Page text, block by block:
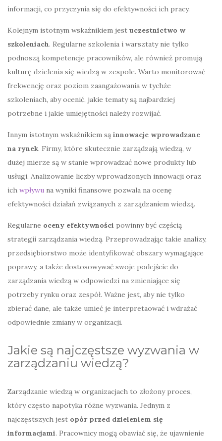
informacji, co przyczynia się do efektywności ich pracy.
Kolejnym istotnym wskaźnikiem jest uczestnictwo w
szkoleniach. Regularne szkolenia i warsztaty nie tylko
podnoszą kompetencje pracowników, ale również promują
kulturę dzielenia się wiedzą w zespole. Warto monitorować
frekwencję oraz poziom zaangażowania w tychże
szkoleniach, aby ocenić, jakie tematy są najbardziej
potrzebne i jakie umiejętności należy rozwijać.
Innym istotnym wskaźnikiem są innowacje wprowadzane
na rynek. Firmy, które skutecznie zarządzają wiedzą, w
dużej mierze są w stanie wprowadzać nowe produkty lub
usługi. Analizowanie liczby wprowadzonych innowacji oraz
ich wpływu na wyniki finansowe pozwala na ocenę
efektywności działań związanych z zarządzaniem wiedzą.
Regularne oceny efektywności powinny być częścią
strategii zarządzania wiedzą. Przeprowadzając takie analizy,
przedsiębiorstwo może identyfikować obszary wymagające
poprawy, a także dostosowywać swoje podejście do
zarządzania wiedzą w odpowiedzi na zmieniające się
potrzeby rynku oraz zespół. Ważne jest, aby nie tylko
zbierać dane, ale także umieć je interpretaować i wdrażać
odpowiednie zmiany w organizacji.
Jakie są najczęstsze wyzwania w
zarządzaniu wiedzą?
Zarządzanie wiedzą w organizacjach to złożony proces,
który często napotyka różne wyzwania. Jednym z
najczęstszych jest opór przed dzieleniem się
informacjami. Pracownicy mogą obawiać się, że ujawnienie